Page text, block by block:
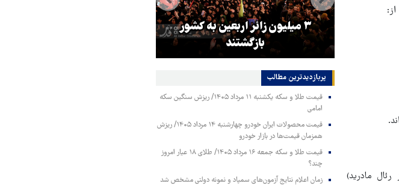
مادرید)
۳ میلیون زائر اربعین به کشور
بازگشتند
پربازدیدترین‌ مطالب
قیمت طلا و سکه یکشنبه ۱۱ مرداد ۱۴۰۵/ ریزش سنگین سکه
امامی
قیمت محصولات ایران خودرو چهارشنبه ۱۴ مرداد ۱۴۰۵/ ریزش
همزمان قیمت‌ها در بازار خودرو
قیمت طلا و سکه جمعه ۱۶ مرداد ۱۴۰۵/ طلای ۱۸ عیار امروز
چند؟
زمان اعلام نتایج آزمون‌های سمپاد و نمونه دولتی مشخص شد